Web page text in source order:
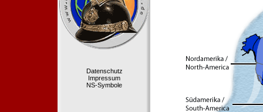
Datenschutz
Impressum
NS-Symbole